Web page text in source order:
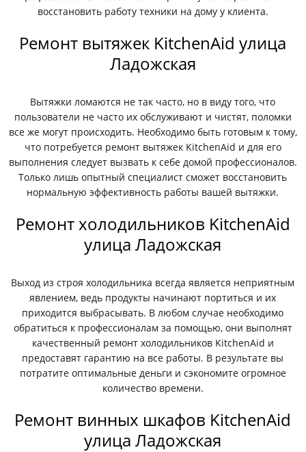
восстановить работу техники на дому у клиента.
Ремонт вытяжек KitchenAid улица
Ладожская
Вытяжки ломаются не так часто, но в виду того, что
пользователи не часто их обслуживают и чистят, поломки
все же могут происходить. Необходимо быть готовым к тому,
что потребуется ремонт вытяжек KitchenAid и для его
выполнения следует вызвать к себе домой профессионалов.
Только лишь опытный специалист сможет восстановить
нормальную эффективность работы вашей вытяжки.
Ремонт холодильников KitchenAid
улица Ладожская
Выход из строя холодильника всегда является неприятным
явлением, ведь продукты начинают портиться и их
приходится выбрасывать. В любом случае необходимо
обратиться к профессионалам за помощью, они выполнят
качественный ремонт холодильников KitchenAid и
предоставят гарантию на все работы. В результате вы
потратите оптимальные деньги и сэкономите огромное
количество времени.
Ремонт винных шкафов KitchenAid
улица Ладожская